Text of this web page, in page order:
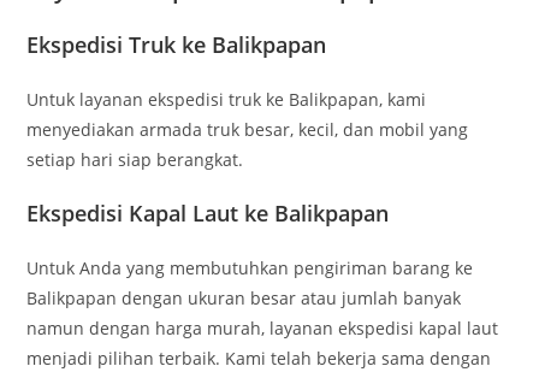
Ekspedisi Truk ke Balikpapan
Untuk layanan ekspedisi truk ke Balikpapan, kami
menyediakan armada truk besar, kecil, dan mobil yang
setiap hari siap berangkat.
Ekspedisi Kapal Laut ke Balikpapan
Untuk Anda yang membutuhkan pengiriman barang ke
Balikpapan dengan ukuran besar atau jumlah banyak
namun dengan harga murah, layanan ekspedisi kapal laut
menjadi pilihan terbaik. Kami telah bekerja sama dengan